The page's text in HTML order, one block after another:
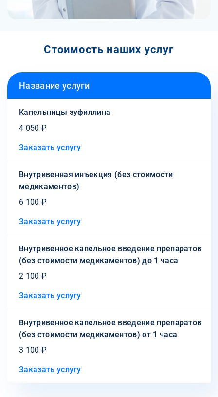
Стоимость наших услуг
Название услуги
Капельницы эуфиллина
4 050 ₽
Заказать услугу
Внутривенная инъекция (без стоимости
медикаментов)
6 100 ₽
Заказать услугу
Внутривенное капельное введение препаратов
(без стоимости медикаментов) до 1 часа
2 100 ₽
Заказать услугу
Внутривенное капельное введение препаратов
(без стоимости медикаментов) от 1 часа
3 100 ₽
Заказать услугу